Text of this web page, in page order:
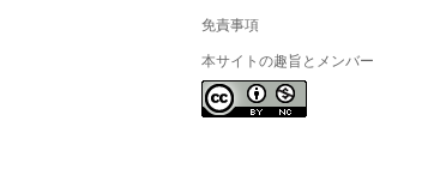
免責事項
本サイトの趣旨とメンバー